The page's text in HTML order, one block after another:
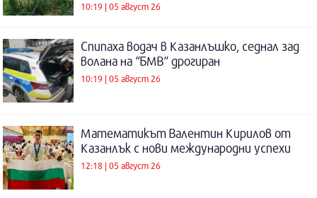
10:19 | 05 август 26
Спипаха водач в Казанлъшко, седнал зад
волана на “БМВ“ дрогиран
10:19 | 05 август 26
Математикът Валентин Кирилов от
Казанлък с нови международни успехи
12:18 | 05 август 26